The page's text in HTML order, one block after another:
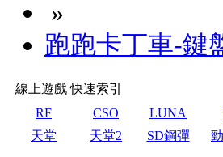
»
跑跑卡丁車-鍵
線上遊戲 快速索引
RF
CSO LUNA
天堂
天堂2 SD鋼彈